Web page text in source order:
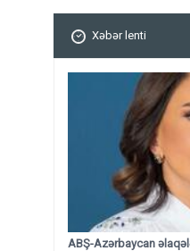
Xəbər lenti
ABŞ-Azərbaycan